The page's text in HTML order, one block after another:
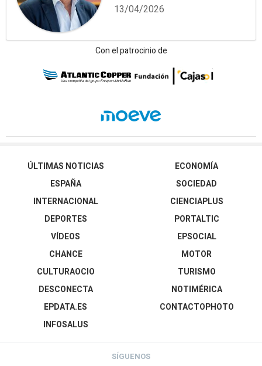
13/04/2026
Con el patrocinio de
ÚLTIMAS NOTICIAS
ESPAÑA
INTERNACIONAL
DEPORTES
VÍDEOS
ECONOMÍA
SOCIEDAD
CIENCIAPLUS
PORTALTIC
EPSOCIAL
CHANCE
CULTURAOCIO
DESCONECTA
EPDATA.ES
INFOSALUS
MOTOR
TURISMO
NOTIMÉRICA
CONTACTOPHOTO
SÍGUENOS